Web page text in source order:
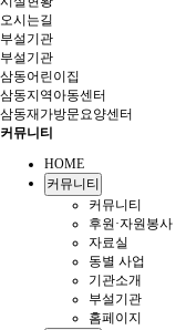
오시는길
부설기관
부설기관
삼동어린이집
삼동지역아동센터
삼동재가방문요양센터
커뮤니티
HOME
커뮤니티
커뮤니티
후원·자원봉사
자료실
동별 사업
기관소개
부설기관
홈페이지